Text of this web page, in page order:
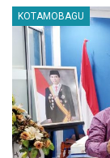
KOTAMOBAGU